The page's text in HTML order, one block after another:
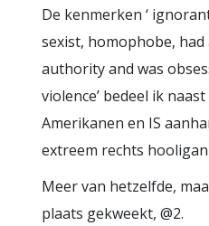
De kenmerken ‘
sexist, homophobe,
authority and was
violence’ bedeel ik
Amerikanen en IS
extreem rechts
Meer van hetzelfde,
plaats gekweekt, @2.